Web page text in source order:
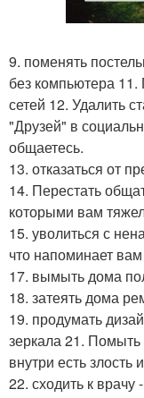
9. поменять
без компьютера
сетей 12. Удалить
"Друзей" в
общаетесь.
13. отказаться от
14. Перестать
которыми вам
15. уволиться с
что напоминает
17. вымыть дома
18. затеять дома
19. продумать
зеркала 21. Помыть
внутри есть злость
22. сходить к врачу